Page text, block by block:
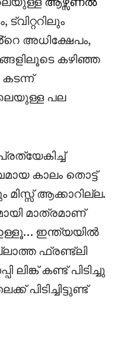
അധിക്ഷേപം,
കഴിഞ്ഞ
പല
കാലം തൊട്ട്
ആക്കാറില്ല.
മാത്രമാണ്
ഉള്ളൂ… ഇന്ത്യയിൽ
ഫ്രണ്ട്‌ലി
ലിങ്ക് കണ്ട് പിടിച്ചു
പിടിച്ചിട്ടുണ്ട്